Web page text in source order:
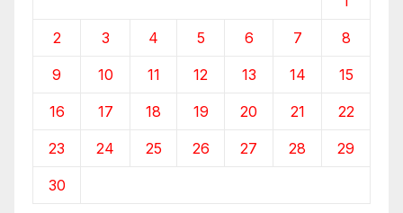
2 3 4 5 6 7 8
9 10 11 12 13 14 15
16 17 18 19 20 21 22
23 24 25 26 27 28 29
30